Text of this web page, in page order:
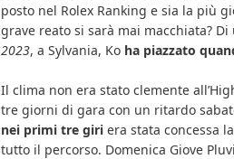
posto nel Rolex Ranking e sia la più
grave reato si sarà mai macchiata?
2023, a Sylvania, Ko ha piazzato
Il clima non era stato clemente
tre giorni di gara con un ritardo
nei primi tre giri era stata concessa
tutto il percorso. Domenica Giove